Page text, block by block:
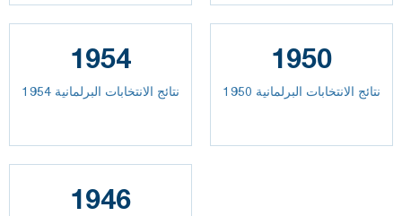
1954
نتائج الانتخابات البرلمانية 1954
1950
نتائج الانتخابات البرلمانية 1950
1946